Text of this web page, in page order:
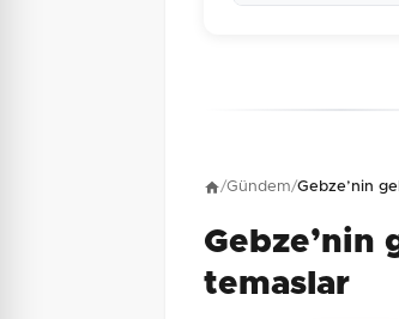
Güvenlik
/Gündem/Gebze’nin
Gebze’nin
temaslar